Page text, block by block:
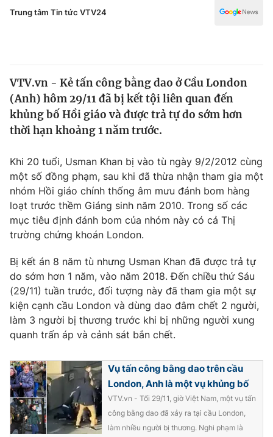
Thế giới
Tin tức
Thế giới đó đây
Câu chuyện quốc tế
Kinh tế
Tài chính
Thị trường
Góc doanh nghiệp
Dữ liệu và đời sống
Truyền hình
Phim VTV
Hậu trường
Nhân vật
Khán giả
Giải sao mai
Điện ảnh
Âm nhạc
Sao
Đời sống
Du lịch
Làm đẹp
Giáo dục
Tuyển sinh
Học trực tuyến
Hitech Công nghệ tương lai
Sản phẩm
Thị trường
Giao lưu trực tuyến
Lịch phát sóng
Trung tâm Tin tức VTV24
VTV.vn - Kẻ tấn công bằng dao ở Cầu London
(Anh) hôm 29/11 đã bị kết tội liên quan đến
khủng bố Hồi giáo và được trả tự do sớm hơn
thời hạn khoảng 1 năm trước.
Khi 20 tuổi, Usman Khan bị vào tù ngày 9/2/2012 cùng
một số đồng phạm, sau khi đã thừa nhận tham gia một
nhóm Hồi giáo chính thống âm mưu đánh bom hàng
loạt trước thềm Giáng sinh năm 2010. Trong số các
mục tiêu định đánh bom của nhóm này có cả Thị
trường chứng khoán London.
Bị kết án 8 năm tù nhưng Usman Khan đã được trả tự
do sớm hơn 1 năm, vào năm 2018. Đến chiều thứ Sáu
(29/11) tuần trước, đối tượng này đã tham gia một sự
kiện cạnh cầu London và dùng dao đâm chết 2 người,
làm 3 người bị thương trước khi bị những người xung
quanh trấn áp và cảnh sát bắn chết.
Vụ tấn công bằng dao trên cầu
London, Anh là một vụ khủng bố
VTV.vn - Tối 29/11, giờ Việt Nam, một vụ tấn
công bằng dao đã xảy ra tại cầu London,
làm nhiều người bị thương. Nghi phạm là